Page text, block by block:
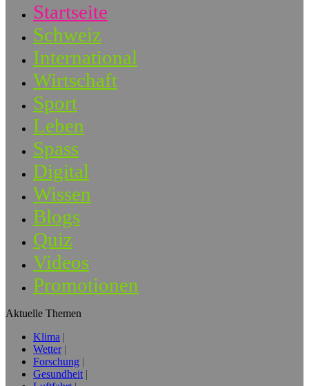
Startseite
Schweiz
International
Wirtschaft
Sport
Leben
Spass
Digital
Wissen
Blogs
Quiz
Videos
Promotionen
Aktuelle Themen
Klima
Wetter
Forschung
Gesundheit